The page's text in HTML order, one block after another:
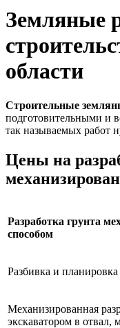
Земляные
области
Строительные
подготовительными и
так называемых работ
Цены на
Разработка грунта
способом
Разбивка и
Механизированная
экскаватором в отвал,